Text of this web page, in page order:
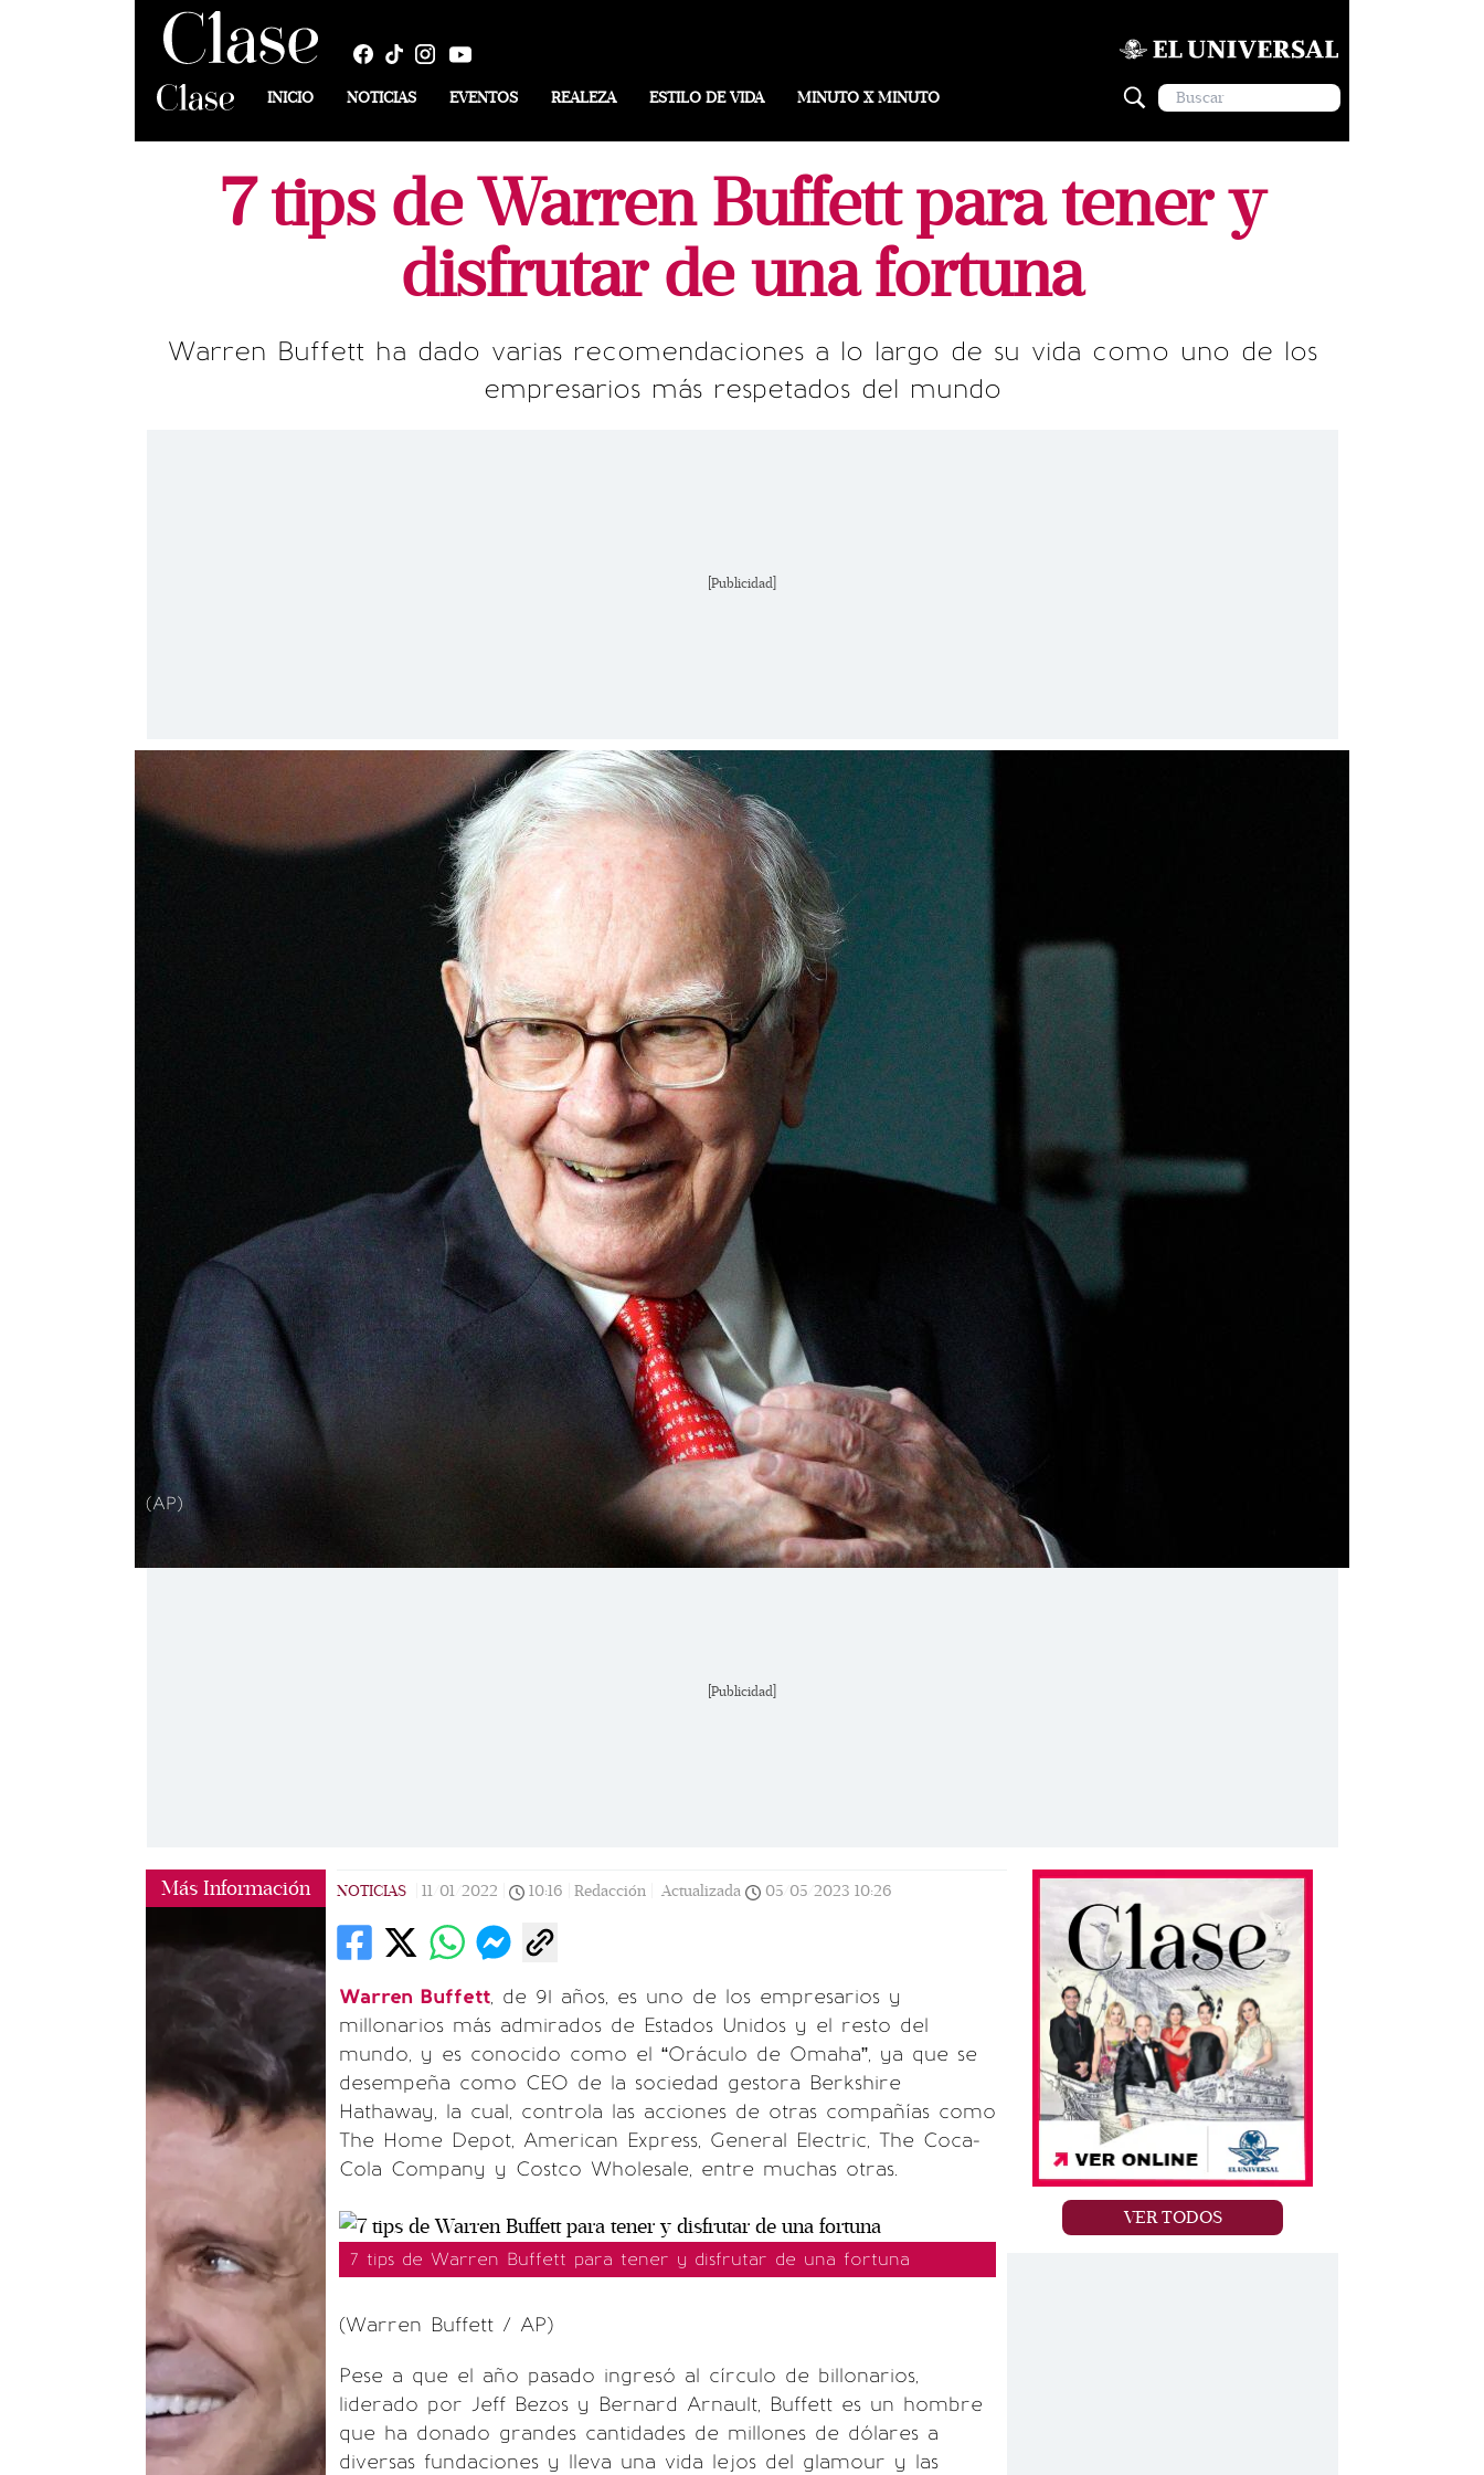
INICIO NOTICIAS EVENTOS REALEZA ESTILO DE VIDA MINUTO X MINUTO
7 tips de Warren Buffett para tener y
disfrutar de una fortuna
Warren Buffett ha dado varias recomendaciones a lo largo de su vida como uno de los
empresarios más respetados del mundo
[Publicidad]
(AP)
[Publicidad]
Más Información NOTICIAS 11/01/2022 10:16 Redacción | Actualizada 05/05/2023 10:26
Warren Buffett, de 91 años, es uno de los empresarios y
millonarios más admirados de Estados Unidos y el resto del
mundo, y es conocido como el “Oráculo de Omaha”, ya que se
desempeña como CEO de la sociedad gestora Berkshire
Hathaway, la cual, controla las acciones de otras compañías como
The Home Depot, American Express, General Electric, The Coca-
Cola Company y Costco Wholesale, entre muchas otras.
7 tips de Warren Buffett para tener y disfrutar de una fortuna
(Warren Buffett / AP)
Pese a que el año pasado ingresó al círculo de billonarios,
liderado por Jeff Bezos y Bernard Arnault, Buffett es un hombre
que ha donado grandes cantidades de millones de dólares a
diversas fundaciones y lleva una vida lejos del glamour y las
VER TODOS